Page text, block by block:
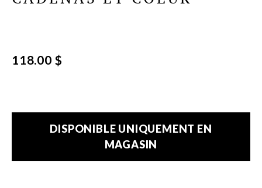
118.00 $
DISPONIBLE UNIQUEMENT EN
MAGASIN